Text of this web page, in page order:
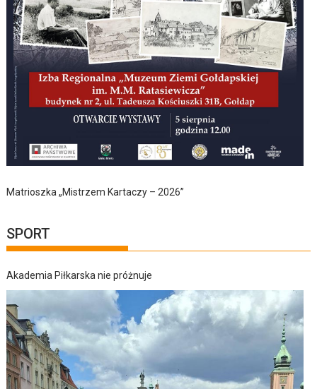
Matrioszka „Mistrzem Kartaczy – 2026”
SPORT
Akademia Piłkarska nie próżnuje